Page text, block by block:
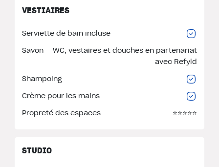
VESTIAIRES
Serviette de bain incluse
Savon
WC, vestaires et douches en partenariat
avec Refyld
Shampoing
Crème pour les mains
Propreté des espaces
⭐️⭐️⭐️⭐️⭐️
STUDIO